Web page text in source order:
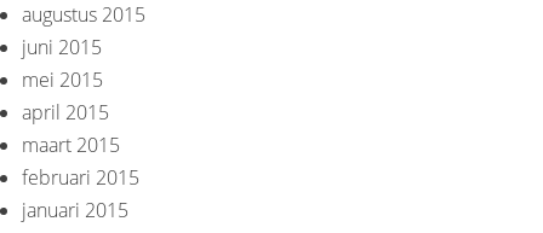
augustus 2015
juni 2015
mei 2015
april 2015
maart 2015
februari 2015
januari 2015